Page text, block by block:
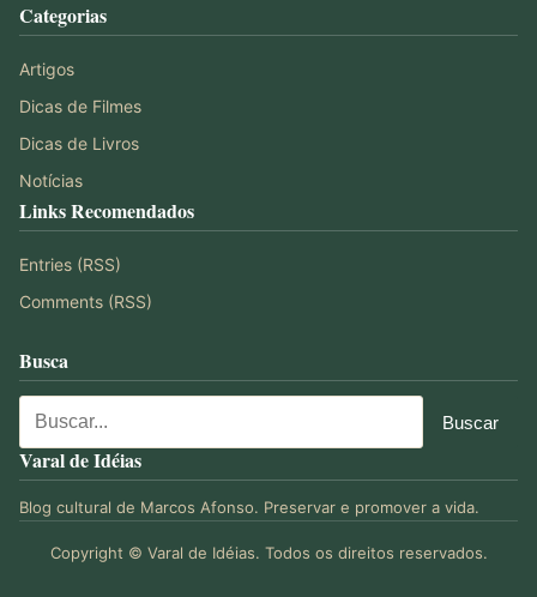
Categorias
Artigos
Dicas de Filmes
Dicas de Livros
Notícias
Links Recomendados
Entries (RSS)
Comments (RSS)
Busca
Varal de Idéias
Blog cultural de Marcos Afonso. Preservar e promover a vida.
Copyright © Varal de Idéias. Todos os direitos reservados.